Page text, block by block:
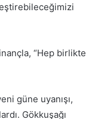
“Hep birlikte
güne uyanışı,
Gökkuşağı